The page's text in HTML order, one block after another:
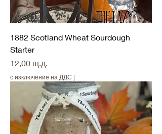
1882 Scotland Wheat Sourdough
Starter
Цена
12,00 щ.д.
с изключение на ДДС |